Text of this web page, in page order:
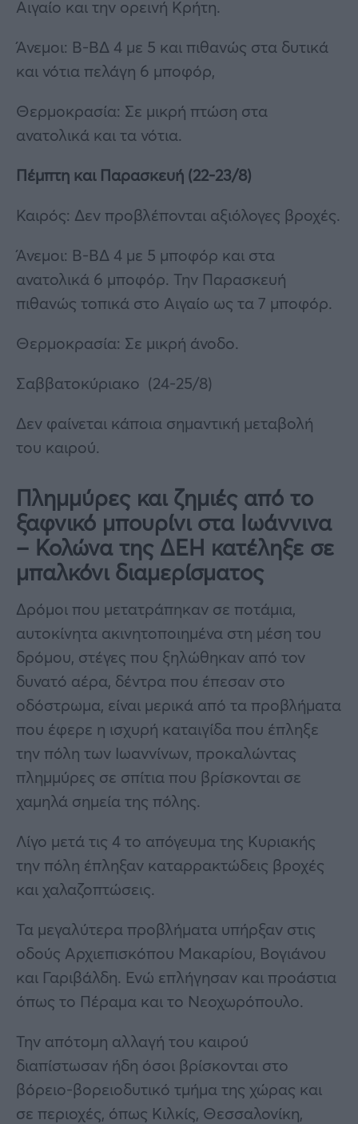
Αιγαίο και την ορεινή Κρήτη.
Άνεμοι: Β-ΒΔ 4 με 5 και πιθανώς στα δυτικά
και νότια πελάγη 6 μποφόρ,
Θερμοκρασία: Σε μικρή πτώση στα
ανατολικά και τα νότια.
Πέμπτη και Παρασκευή (22-23/8)
Καιρός: Δεν προβλέπονται αξιόλογες βροχές.
Άνεμοι: Β-ΒΔ 4 με 5 μποφόρ και στα
ανατολικά 6 μποφόρ. Την Παρασκευή
πιθανώς τοπικά στο Αιγαίο ως τα 7 μποφόρ.
Θερμοκρασία: Σε μικρή άνοδο.
Σαββατοκύριακο (24-25/8)
Δεν φαίνεται κάποια σημαντική μεταβολή
του καιρού.
Πλημμύρες και ζημιές από το
ξαφνικό μπουρίνι στα Ιωάννινα
– Κολώνα της ΔΕΗ κατέληξε σε
μπαλκόνι διαμερίσματος
Δρόμοι που μετατράπηκαν σε ποτάμια,
αυτοκίνητα ακινητοποιημένα στη μέση του
δρόμου, στέγες που ξηλώθηκαν από τον
δυνατό αέρα, δέντρα που έπεσαν στο
οδόστρωμα, είναι μερικά από τα προβλήματα
που έφερε η ισχυρή καταιγίδα που έπληξε
την πόλη των Ιωαννίνων, προκαλώντας
πλημμύρες σε σπίτια που βρίσκονται σε
χαμηλά σημεία της πόλης.
Λίγο μετά τις 4 το απόγευμα της Κυριακής
την πόλη έπληξαν καταρρακτώδεις βροχές
και χαλαζοπτώσεις.
Τα μεγαλύτερα προβλήματα υπήρξαν στις
οδούς Αρχιεπισκόπου Μακαρίου, Βογιάνου
και Γαριβάλδη. Ενώ επλήγησαν και προάστια
όπως το Πέραμα και το Νεοχωρόπουλο.
Την απότομη αλλαγή του καιρού
διαπίστωσαν ήδη όσοι βρίσκονται στο
βόρειο-βορειοδυτικό τμήμα της χώρας και
σε περιοχές, όπως Κιλκίς, Θεσσαλονίκη,